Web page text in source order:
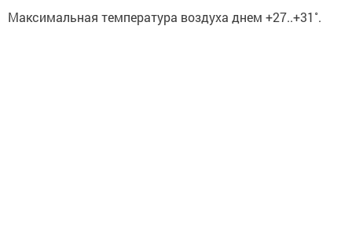
Максимальная температура воздуха днем +27..+31˚.